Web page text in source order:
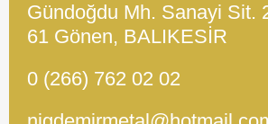
Gündoğdu Mh. Sanayi Sit.
61 Gönen, BALIKESİR
0 (266) 762 02 02